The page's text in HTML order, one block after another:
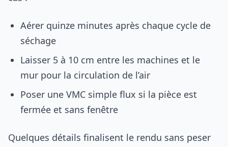
Aérer quinze minutes après chaque cycle de
séchage
Laisser 5 à 10 cm entre les machines et le
mur pour la circulation de l’air
Poser une VMC simple flux si la pièce est
fermée et sans fenêtre
Quelques détails finalisent le rendu sans peser